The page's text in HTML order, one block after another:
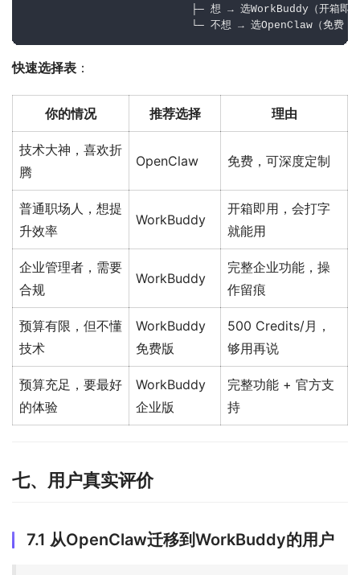
├─ 想 → 选WorkBuddy（开箱即
快速选择表 ：
你的情况 推荐选择 理由
技术大神，喜欢折
腾
OpenClaw 免费，可深度定制
普通职场人，想提
升效率
WorkBuddy
开箱即用，会打字
就能用
企业管理者，需要
合规
WorkBuddy
完整企业功能，操
作留痕
预算有限，但不懂
技术
WorkBuddy
免费版
500 Credits/月，
够用再说
预算充足，要最好
的体验
WorkBuddy
企业版
完整功能 + 官方支
持
七、用户真实评价
7.1 从OpenClaw迁移到WorkBuddy的用户